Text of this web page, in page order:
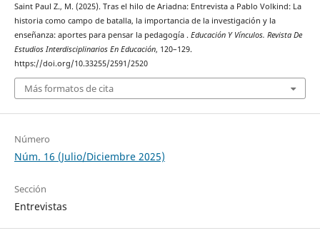
Saint Paul Z., M. (2025). Tras el hilo de Ariadna: Entrevista a Pablo Volkind: La
historia como campo de batalla, la importancia de la investigación y la
enseñanza: aportes para pensar la pedagogía . Educación Y Vínculos. Revista De
Estudios Interdisciplinarios En Educación, 120–129.
https://doi.org/10.33255/2591/2520
Más formatos de cita
Número
Núm. 16 (Julio/Diciembre 2025)
Sección
Entrevistas